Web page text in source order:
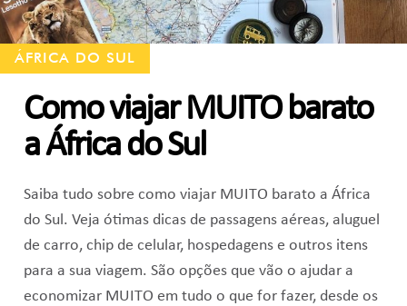
ÁFRICA DO SUL
Como viajar MUITO barato
a África do Sul
Saiba tudo sobre como viajar MUITO barato a África
do Sul. Veja ótimas dicas de passagens aéreas, aluguel
de carro, chip de celular, hospedagens e outros itens
para a sua viagem. São opções que vão o ajudar a
economizar MUITO em tudo o que for fazer, desde os